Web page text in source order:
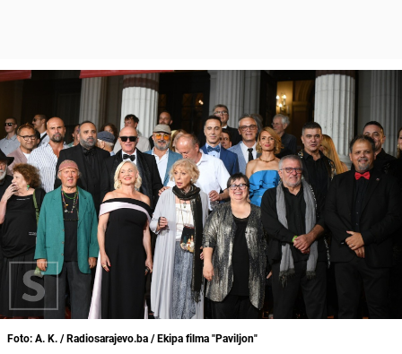
Foto: A. K. / Radiosarajevo.ba / Ekipa filma "Paviljon"